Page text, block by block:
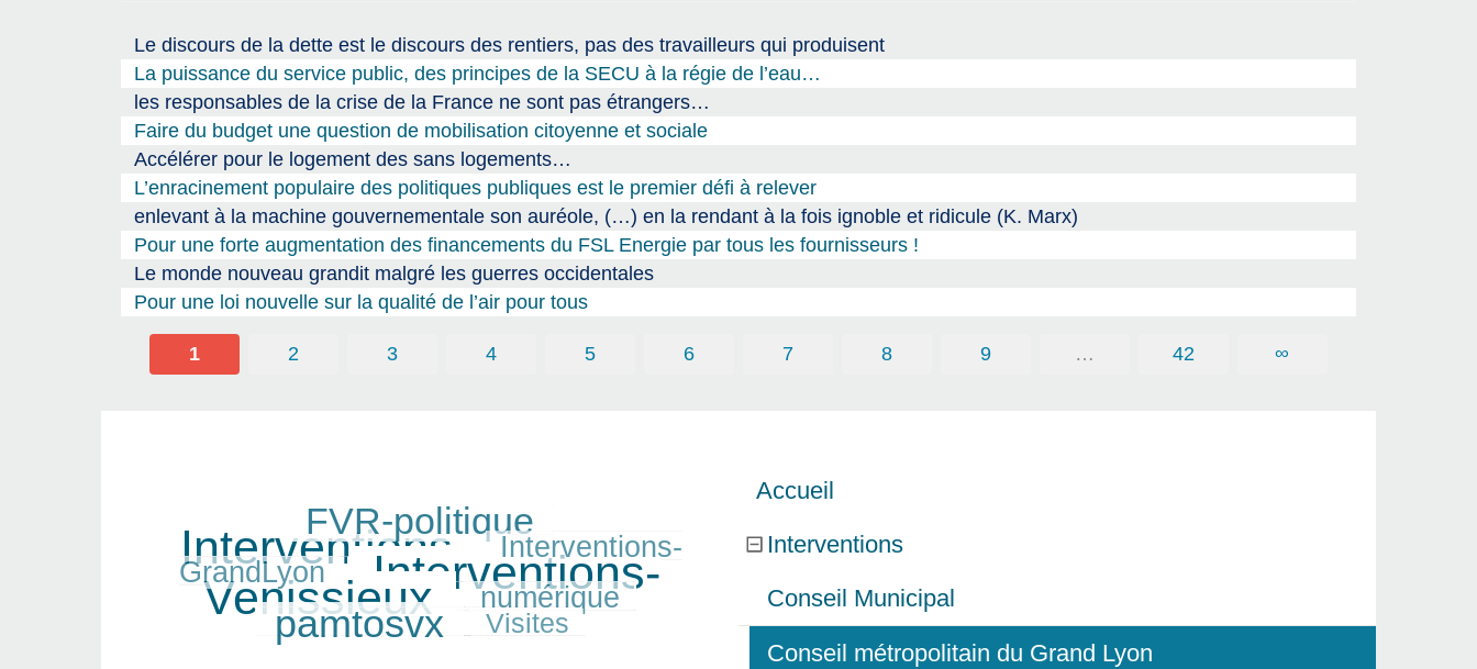
Le discours de la dette est le discours des rentiers, pas des travailleurs qui produisent
La puissance du service public, des principes de la SECU à la régie de l’eau…
les responsables de la crise de la France ne sont pas étrangers…
Faire du budget une question de mobilisation citoyenne et sociale
Accélérer pour le logement des sans logements…
L’enracinement populaire des politiques publiques est le premier défi à relever
enlevant à la machine gouvernementale son auréole, (…) en la rendant à la fois ignoble et ridicule (K. Marx)
Pour une forte augmentation des financements du FSL Energie par tous les fournisseurs !
Le monde nouveau grandit malgré les guerres occidentales
Pour une loi nouvelle sur la qualité de l’air pour tous
1 2 3 4 5 6 7 8 9 … 42 ∞
Accueil
Interventions
Conseil Municipal
Conseil métropolitain du Grand Lyon
FVR-politique
Interventions
144/401 Interventions-
GrandLyon
401/401 Interventions-
Venissieux
174/401 numérique
303/401
pamtosvx Visites